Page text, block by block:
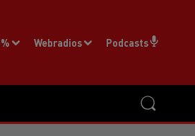
Webradios Podcasts